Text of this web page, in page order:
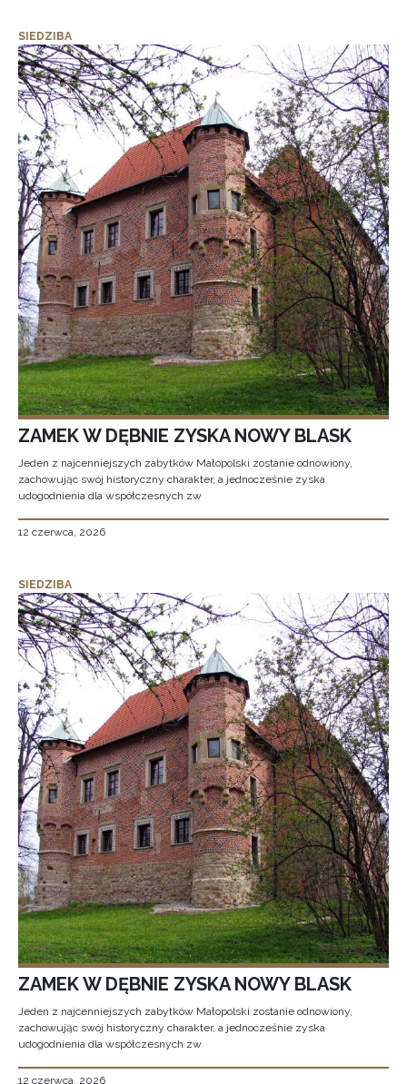
SIEDZIBA
ZAMEK W DĘBNIE ZYSKA NOWY BLASK
Jeden z najcenniejszych zabytków Małopolski zostanie odnowiony,
zachowując swój historyczny charakter, a jednocześnie zyska
udogodnienia dla współczesnych zw
12 czerwca, 2026
SIEDZIBA
ZAMEK W DĘBNIE ZYSKA NOWY BLASK
Jeden z najcenniejszych zabytków Małopolski zostanie odnowiony,
zachowując swój historyczny charakter, a jednocześnie zyska
udogodnienia dla współczesnych zw
12 czerwca, 2026